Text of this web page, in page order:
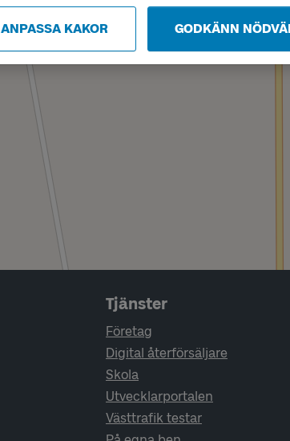
ANPASSA KAKOR GODKÄNN
Tjänster
Företag
Digital återförsäljare
Skola
Utvecklarportalen
Västtrafik testar